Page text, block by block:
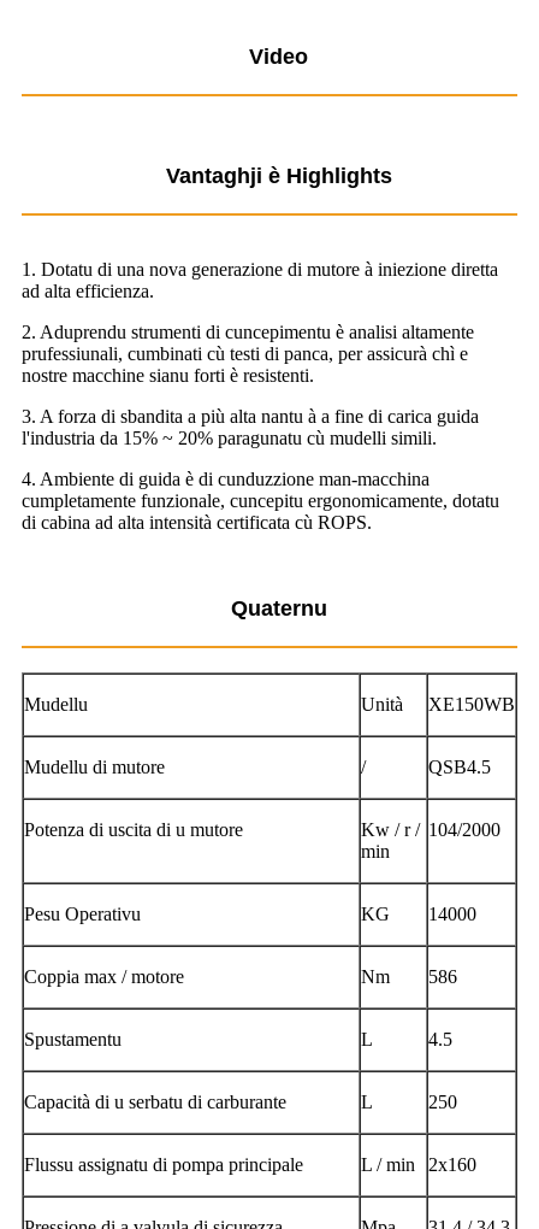
Video
Vantaghji è Highlights
1. Dotatu di una nova generazione di mutore à iniezione diretta
ad alta efficienza.
2. Aduprendu strumenti di cuncepimentu è analisi altamente
prufessiunali, cumbinati cù testi di panca, per assicurà chì e
nostre macchine sianu forti è resistenti.
3. A forza di sbandita a più alta nantu à a fine di carica guida
l'industria da 15% ~ 20% paragunatu cù mudelli simili.
4. Ambiente di guida è di cunduzzione man-macchina
cumpletamente funzionale, cuncepitu ergonomicamente, dotatu
di cabina ad alta intensità certificata cù ROPS.
Quaternu
Mudellu Unità XE150WB
Mudellu di mutore / QSB4.5
Potenza di uscita di u mutore
Kw / r /
min
104/2000
Pesu Operativu KG 14000
Coppia max / motore Nm 586
Spustamentu L 4.5
Capacità di u serbatu di carburante L 250
Flussu assignatu di pompa principale L / min 2x160